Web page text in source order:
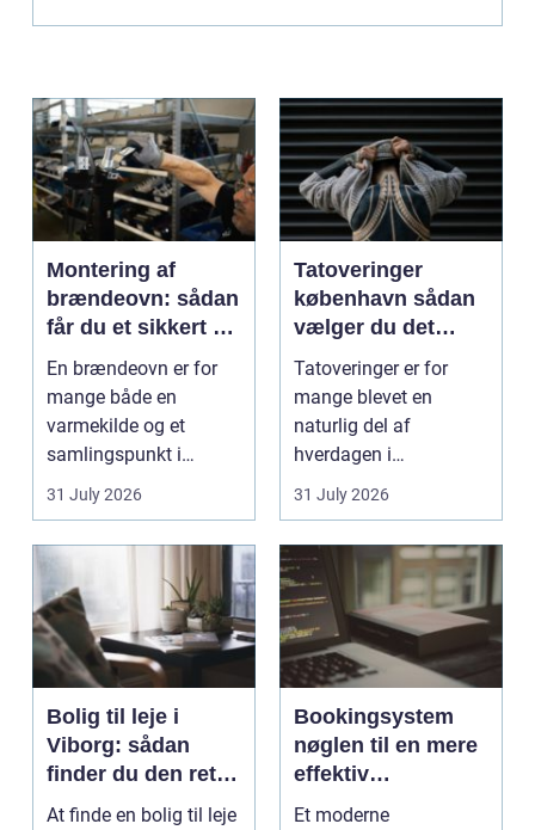
Montering af
brændeovn: sådan
får du et sikkert og
smukt resultat
En brændeovn er for
mange både en
varmekilde og et
samlingspunkt i
hjemmet. Flammerne
31 July 2026
Tatoveringer
københavn sådan
vælger du det
rigtige studie
Tatoveringer er for
mange blevet en
naturlig del af
hverdagen i
København. Byen er
fyldt med dygtige...
31 July 2026
Bolig til leje i
Viborg: sådan
finder du den rette
lejlighed
At finde en bolig til leje
Bookingsystem
nøglen til en mere
effektiv
klinikhverdag
Et moderne